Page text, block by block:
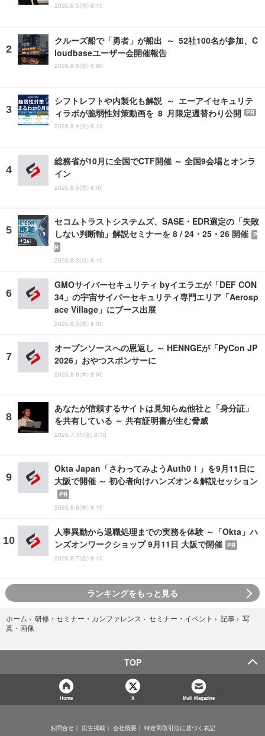
2026.8.5(水) 8:10
クルーズ船で「勇者」が船出 ～ 52社100名が参加、C
loudbaseユーザー会開催報告
2026.8.5(水) 8:00
シフトレフトや内製化も解説 ～ エーアイセキュリテ
ィラボが脆弱性対策動画を 8 月限定週替わり公開
PR
2026.8.4(火) 8:10
総務省が10月に全国でCTF開催 ～ 全国9会場とオンラ
イン
2026.8.5(水) 8:00
セコムトラストシステムズ、SASE・EDR選定の「失敗
しない判断軸」解説セミナーを 8 / 24・25・26 開催 P
R
2026.8.3(月) 8:10
GMOサイバーセキュリティ byイエラエが「DEF CON
34」の宇宙サイバーセキュリティ専門エリア「Aerosp
ace Village」にブース出展
2026.8.5(水) 8:00
オープンソースへの恩返し ～ HENNGEが「PyCon JP
2026」おやつスポンサーに
2026.8.6(木) 8:00
あなたが信頼するサイトは見知らぬ他社と「身分証」
を共有している ～ 共有証明書が生む脅威
2026.7.31(金) 8:10
Okta Japan「さわってみようAuth0！」を9月11日に
大阪で開催 ～ 初心者向けハンズオン＆解説セッション
PR
2026.8.6(木) 8:10
人事異動から退職処理までの実務を体験 ～「Okta」ハ
ンズオンワークショップ 9月11日 大阪で開催 PR
2026.8.7(金) 8:10
ランキングをもっと見る
ホーム › 研修・セミナー・カンファレンス › セミナー・イベント › 記事 › 写
真・画像
TOP
Home X Mail Magazine
お問合せ 広告掲載 会社概要 特定商取引法に基づく表記